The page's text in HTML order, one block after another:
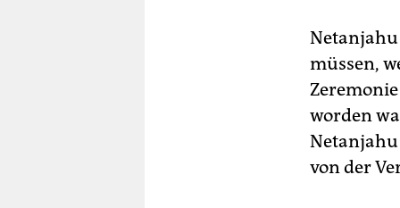
müssen,
worden
von der